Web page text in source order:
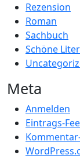
Rezension
Roman
Sachbuch
Schöne
Meta
Anmelden
Eintrags-